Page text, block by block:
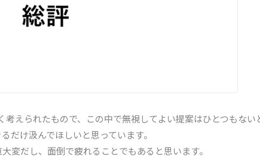
考えられたもので、この中で無視してよい提案はひとつもない
だけ汲んでほしいと思っています。
変だし、面倒で疲れることでもあると思います。